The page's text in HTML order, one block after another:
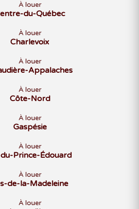
À louer
du-Québec
À louer
Charlevoix
À louer
Appalaches
À louer
Côte-Nord
À louer
Gaspésie
À louer
Prince-Édouard
À louer
de-la-Madeleine
À louer